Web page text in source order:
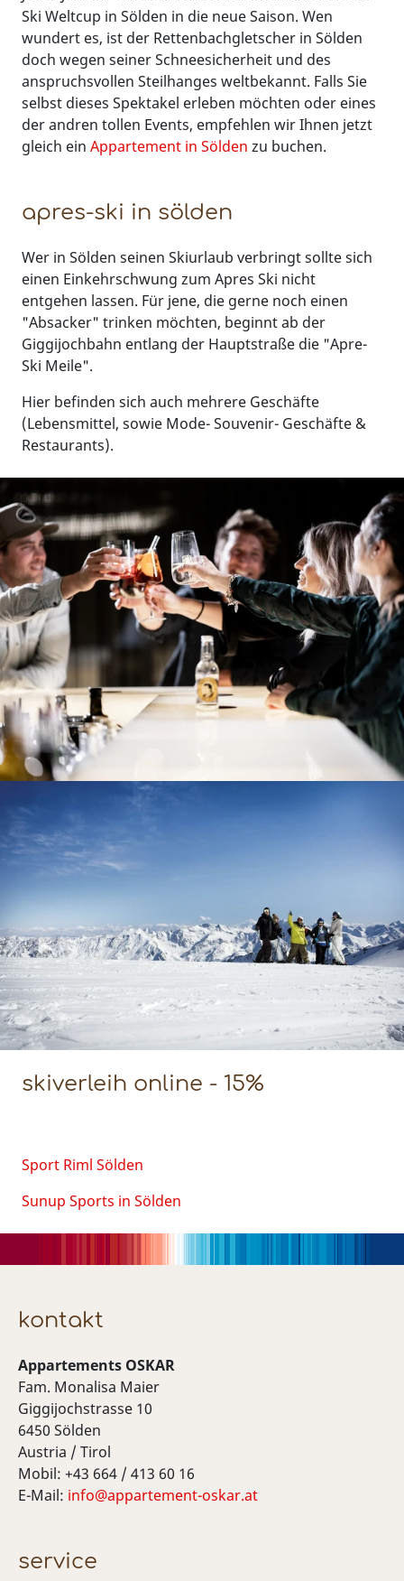
Ski Weltcup in Sölden in die neue Saison. Wen
wundert es, ist der Rettenbachgletscher in Sölden
doch wegen seiner Schneesicherheit und des
anspruchsvollen Steilhanges weltbekannt. Falls Sie
selbst dieses Spektakel erleben möchten oder eines
der andren tollen Events, empfehlen wir Ihnen jetzt
gleich ein Appartement in Sölden zu buchen.
apres-ski in sölden
Wer in Sölden seinen Skiurlaub verbringt sollte sich
einen Einkehrschwung zum Apres Ski nicht
entgehen lassen. Für jene, die gerne noch einen
"Absacker" trinken möchten, beginnt ab der
Giggijochbahn entlang der Hauptstraße die "Apre-
Ski Meile".
Hier befinden sich auch mehrere Geschäfte
(Lebensmittel, sowie Mode- Souvenir- Geschäfte &
Restaurants).
skiverleih online - 15%
Sport Riml Sölden
Sunup Sports in Sölden
kontakt
Appartements OSKAR
Fam. Monalisa Maier
Giggijochstrasse 10
6450 Sölden
Austria / Tirol
Mobil: +43 664 / 413 60 16
E-Mail: info@appartement-oskar.at
service